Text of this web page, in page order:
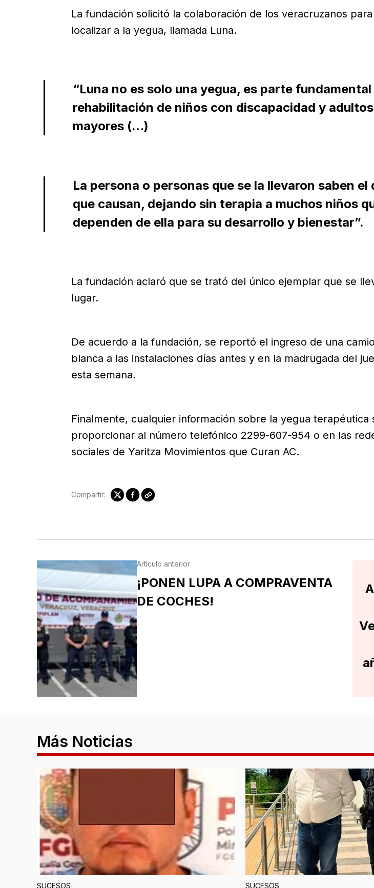
La fundación solicitó la colaboración de los veracruzanos
localizar a la yegua, llamada Luna.
“Luna no es solo una yegua, es parte fundamental
rehabilitación de niños con discapacidad y adultos
mayores (…)
La persona o personas que se la llevaron saben el
que causan, dejando sin terapia a muchos niños
dependen de ella para su desarrollo y bienestar”.
La fundación aclaró que se trató del único ejemplar que se
lugar.
De acuerdo a la fundación, se reportó el ingreso de una
blanca a las instalaciones días antes y en la madrugada del
esta semana.
Finalmente, cualquier información sobre la yegua terapéutica
proporcionar al número telefónico 2299-607-954 o en las
sociales de Yaritza Movimientos que Curan AC.
Compartir:
Artículo anterior
¡PONEN LUPA A COMPRAVENTA
DE COCHES!
Más Noticias
SUCESOS SUCESOS